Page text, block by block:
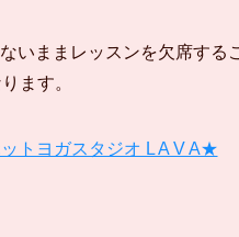
いままレッスンを欠席する
ます。
トヨガスタジオ L A V A★